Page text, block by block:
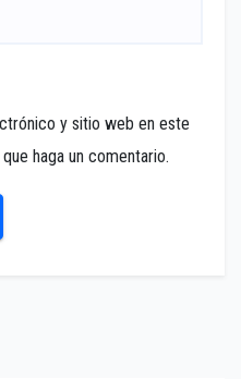
y sitio web en este
haga un comentario.